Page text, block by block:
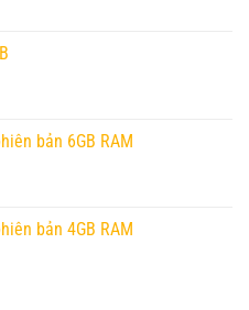
bản 6GB RAM
bản 4GB RAM